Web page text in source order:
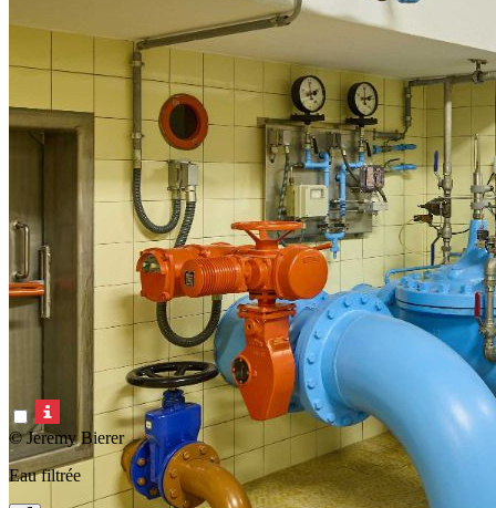
© Jeremy Bierer
Eau filtrée